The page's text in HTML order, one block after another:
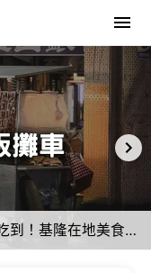
基隆7間「神秘攤車美食」運氣好才能吃到！基隆在地美食推薦，宵夜也要吃好料。